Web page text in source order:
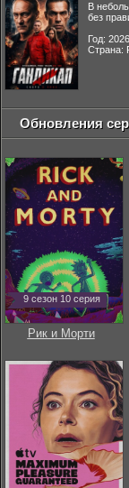
В
без
Год: 2026
Страна:
Обновления
9 сезон 10 серия
Рик и Морти